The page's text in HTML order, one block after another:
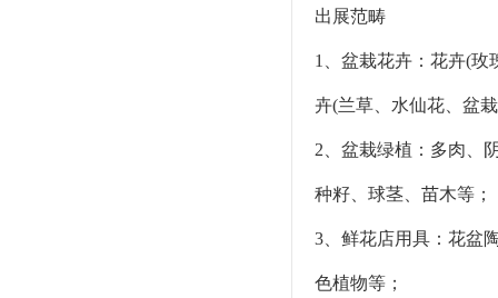
出展范畴
1、盆栽花卉：花卉(
卉(兰草、水仙花、盆
2、盆栽绿植：多肉、
种籽、球茎、苗木等；
3、鲜花店用具：花盆
色植物等；